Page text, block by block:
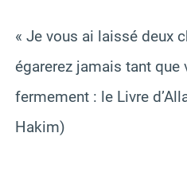
« Je vous ai laissé deux
égarerez jamais tant que
fermement : le Livre
Hakim)